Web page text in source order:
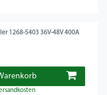
1268-5403 36V-48V 400A